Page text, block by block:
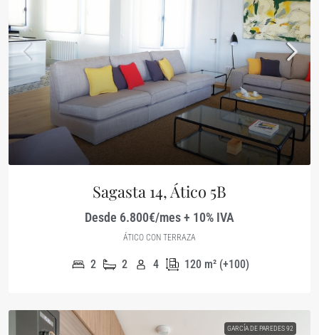
Sagasta 14, Ático 5B
Desde 6.800€/mes + 10% IVA
ÁTICO CON TERRAZA
2 2 4 120 m² (+100)
GARCÍA DE PAREDES 92